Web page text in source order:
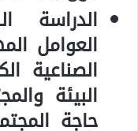
الدراسة
العوامل
الصناعية
البيئة
حاجة